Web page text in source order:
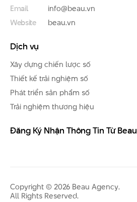
Email
info@beau.vn
Website
beau.vn
Dịch vụ
Xây dựng chiến lược số
Thiết kế trải nghiệm số
Phát triển sản phẩm số
Trải nghiệm thương hiệu
Đăng Ký Nhận Thông Tin Từ Beau
Copyright © 2026 Beau Agency.
All Rights Reserved.